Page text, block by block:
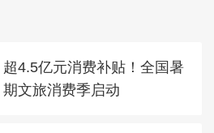
超4.5亿元消费补贴！全国暑
期文旅消费季启动